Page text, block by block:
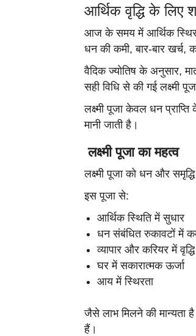
आर्थिक वृद्धि के लिए
आज के समय में आर्थिक
धन की कमी, बार-बार खर्च,
वैदिक ज्योतिष के अनुसार,
सही विधि से की गई लक्ष्मी
लक्ष्मी पूजा केवल धन
मानी जाती है।
लक्ष्मी पूजा का महत्व
लक्ष्मी पूजा को धन और
इस पूजा से:
आर्थिक स्थिति में सुधार
धन संबंधित रुकावटों में
व्यापार और करियर में वृद्धि
घर में सकारात्मक ऊर्जा
आय में स्थिरता
जैसे लाभ मिलने की मान्यता
हैं।